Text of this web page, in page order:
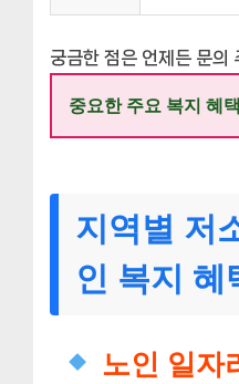
궁금한 점은 언제든 문의
중요한 주요 복지 혜택
지역별 저
인 복지 혜
노인 일자